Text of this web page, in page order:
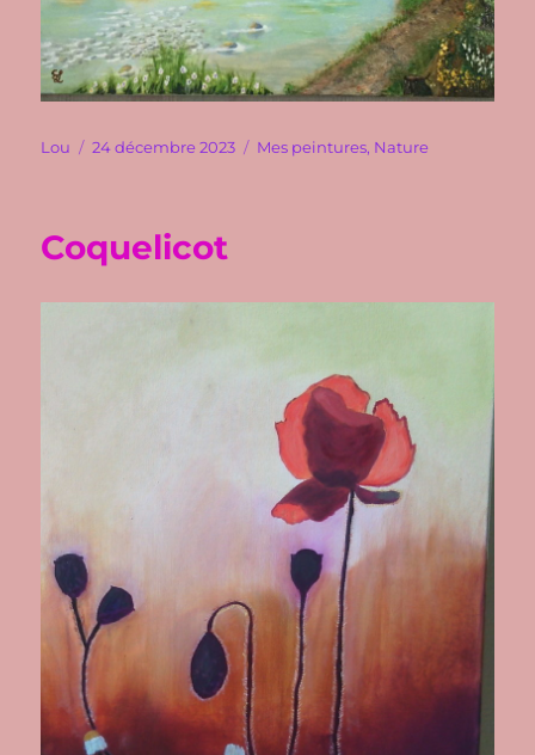
Auteur
Lou
Publié
24 décembre 2023 Catégories
Mes peintures, Nature
Coquelicot